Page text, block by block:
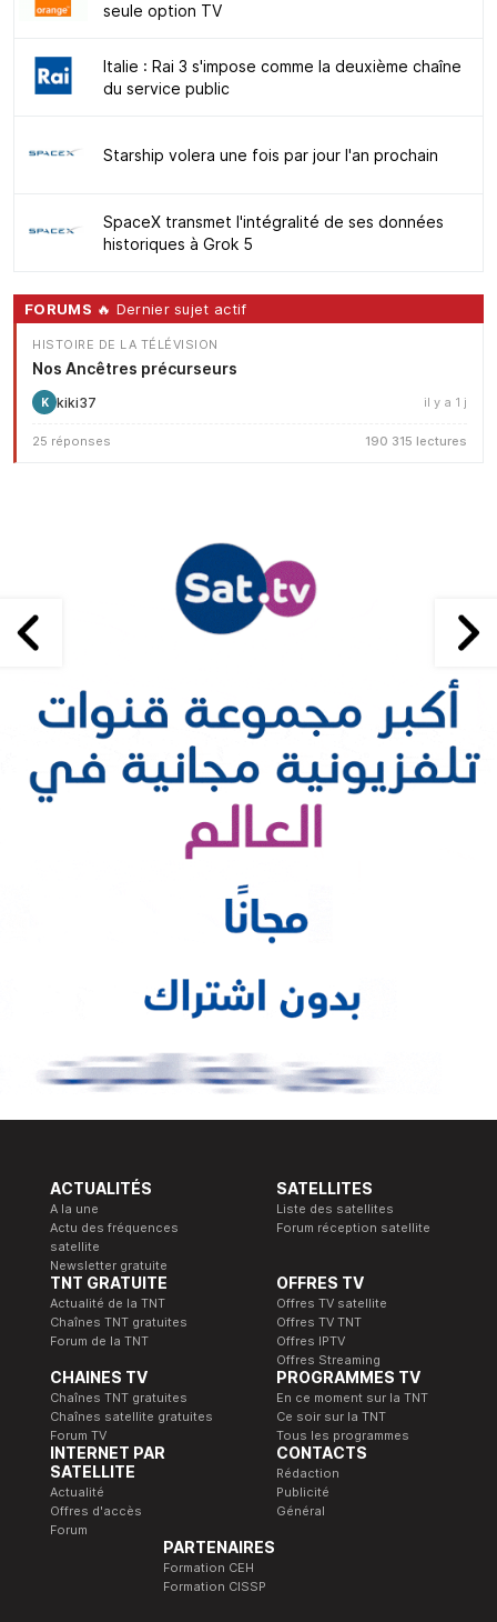
seule option TV
Italie : Rai 3 s'impose comme la deuxième chaîne
du service public
Starship volera une fois par jour l'an prochain
SpaceX transmet l'intégralité de ses données
historiques à Grok 5
FORUMS 🔥 Dernier sujet actif
HISTOIRE DE LA TÉLÉVISION
Nos Ancêtres précurseurs
K kiki37 il y a 1 j
25 réponses 190 315 lectures
ACTUALITÉS
A la une
Actu des fréquences
satellite
Newsletter gratuite
SATELLITES
Liste des satellites
Forum réception satellite
TNT GRATUITE
Actualité de la TNT
Chaînes TNT gratuites
Forum de la TNT
OFFRES TV
Offres TV satellite
Offres TV TNT
Offres IPTV
Offres Streaming
CHAINES TV
Chaînes TNT gratuites
Chaînes satellite gratuites
Forum TV
PROGRAMMES TV
En ce moment sur la TNT
Ce soir sur la TNT
Tous les programmes
INTERNET PAR
SATELLITE
Actualité
Offres d'accès
Forum
CONTACTS
Rédaction
Publicité
Général
PARTENAIRES
Formation CEH
Formation CISSP